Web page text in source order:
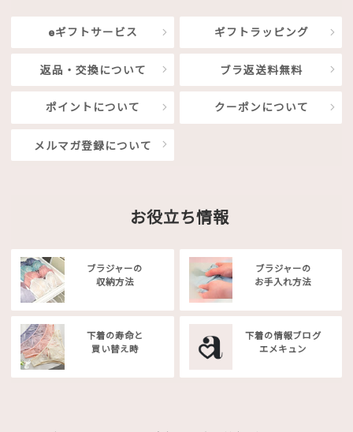
eギフトサービス ギフトラッピング
返品・交換について ブラ返送料無料
ポイントについて クーポンについて
メルマガ登録について
お役立ち情報
ブラジャーの
収納方法
ブラジャーの
お手入れ方法
下着の寿命と
買い替え時
下着の情報ブログ
エメキュン